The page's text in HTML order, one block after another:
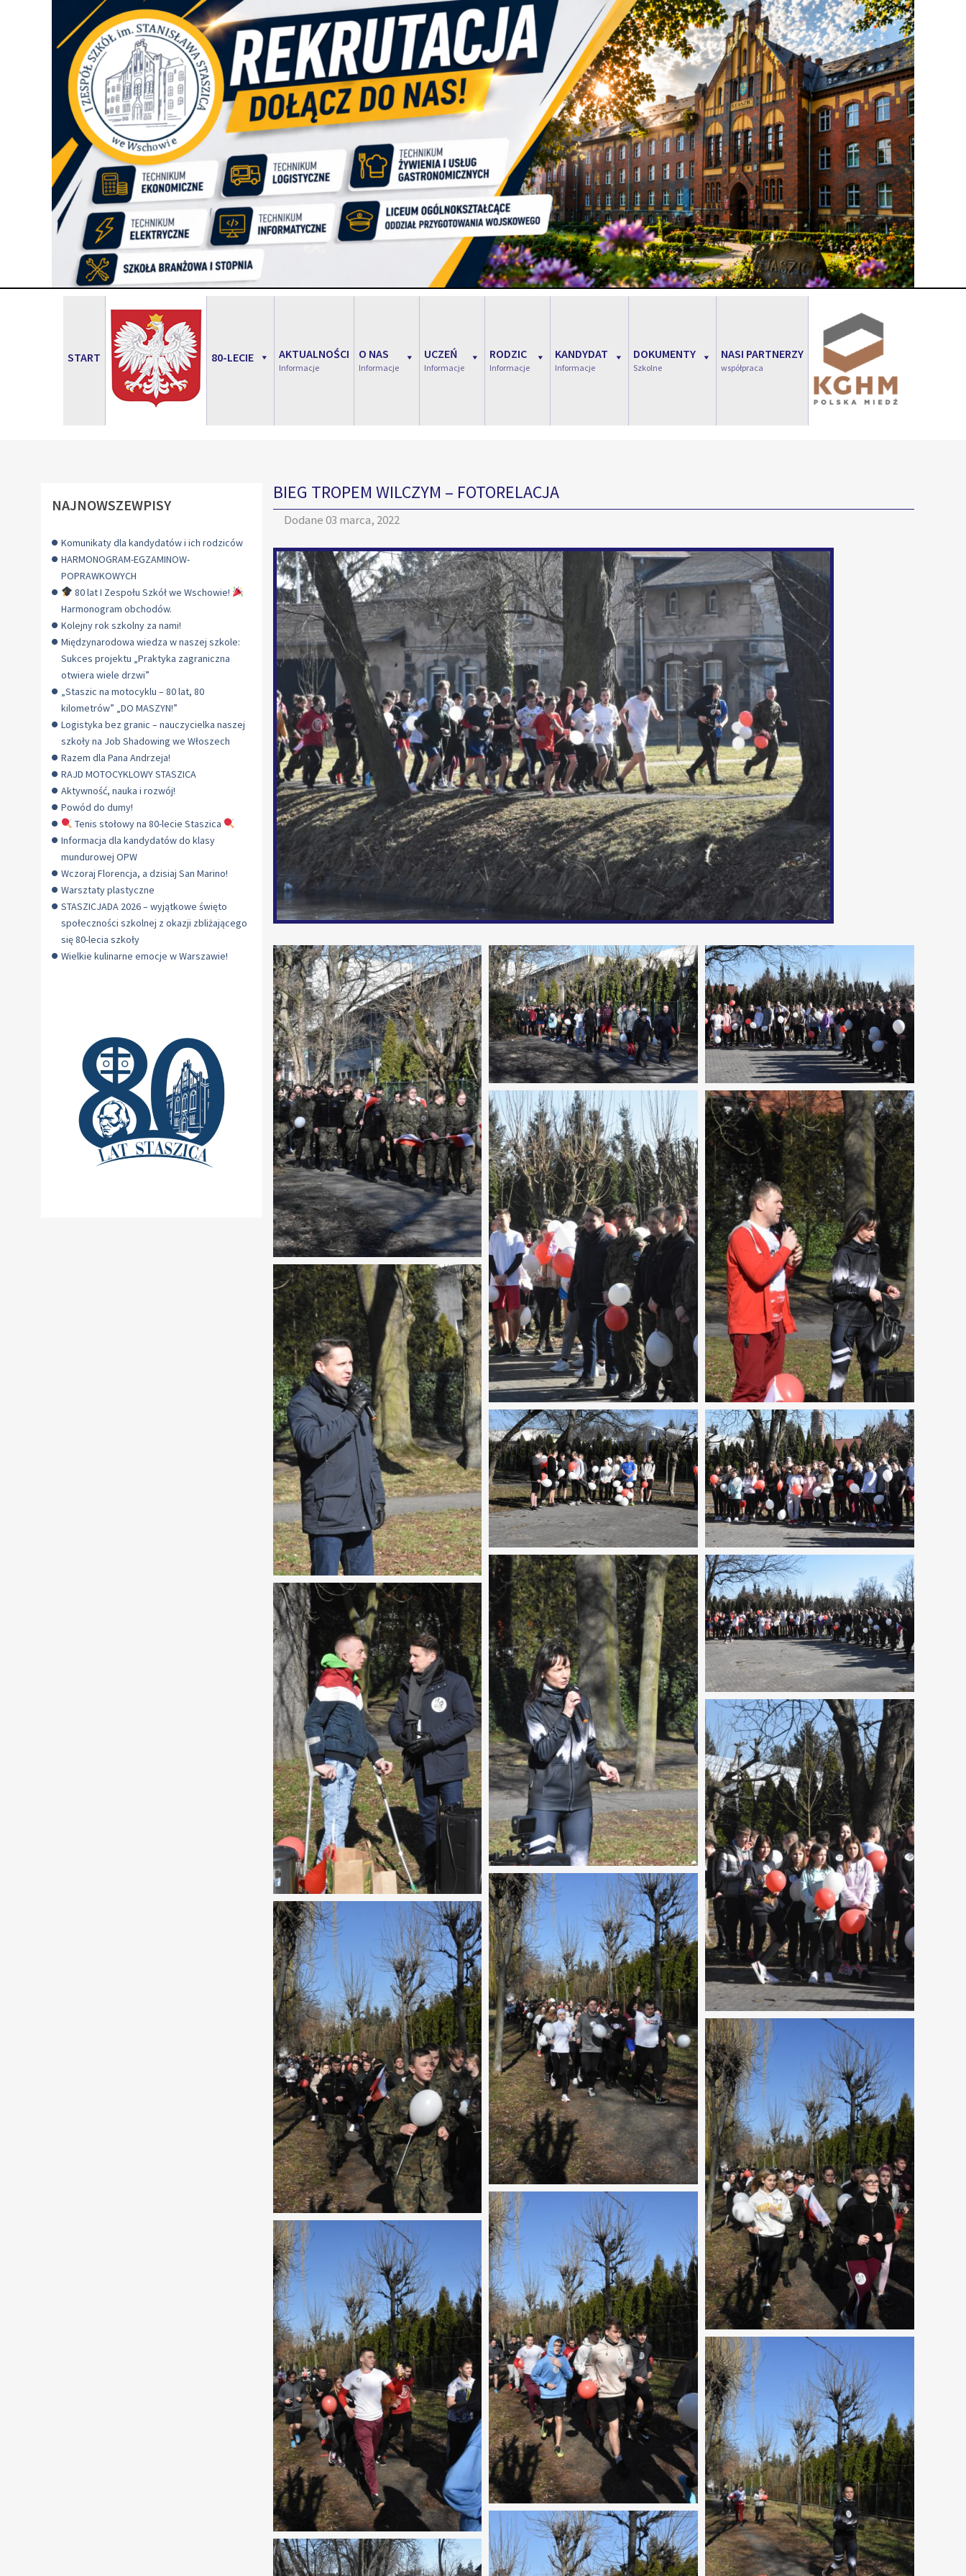
START 80-LECIE AKTUALNOŚCI
Informacje
O NAS
Informacje
UCZEŃ
Informacje
RODZIC
Informacje
KANDYDAT
Informacje
DOKUMENTY
Szkolne
NASI PARTNERZY
współpraca
BIEG TROPEM WILCZYM – FOTORELACJA
Dodane03 marca, 2022
NAJNOWSZEWPISY
Komunikaty dla kandydatów i ich rodziców
HARMONOGRAM-EGZAMINOW-
POPRAWKOWYCH
80 lat I Zespołu Szkół we Wschowie!
Harmonogram obchodów.
Kolejny rok szkolny za nami!
Międzynarodowa wiedza w naszej szkole:
Sukces projektu „Praktyka zagraniczna
otwiera wiele drzwi”
„Staszic na motocyklu – 80 lat, 80
kilometrów” „DO MASZYN!”
Logistyka bez granic – nauczycielka naszej
szkoły na Job Shadowing we Włoszech
Razem dla Pana Andrzeja!
RAJD MOTOCYKLOWY STASZICA
Aktywność, nauka i rozwój!
Powód do dumy!
Tenis stołowy na 80-lecie Staszica
Informacja dla kandydatów do klasy
mundurowej OPW
Wczoraj Florencja, a dzisiaj San Marino!
Warsztaty plastyczne
STASZICJADA 2026 – wyjątkowe święto
społeczności szkolnej z okazji zbliżającego
się 80-lecia szkoły
Wielkie kulinarne emocje w Warszawie!